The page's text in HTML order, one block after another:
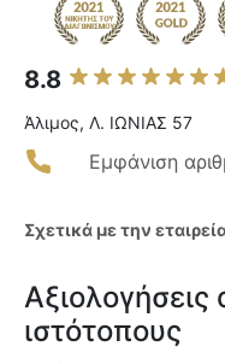
8.8
Άλιμος, Λ. ΙΩΝΙΑΣ 57
Εμφάνιση
Σχετικά με την
ιστότοπους